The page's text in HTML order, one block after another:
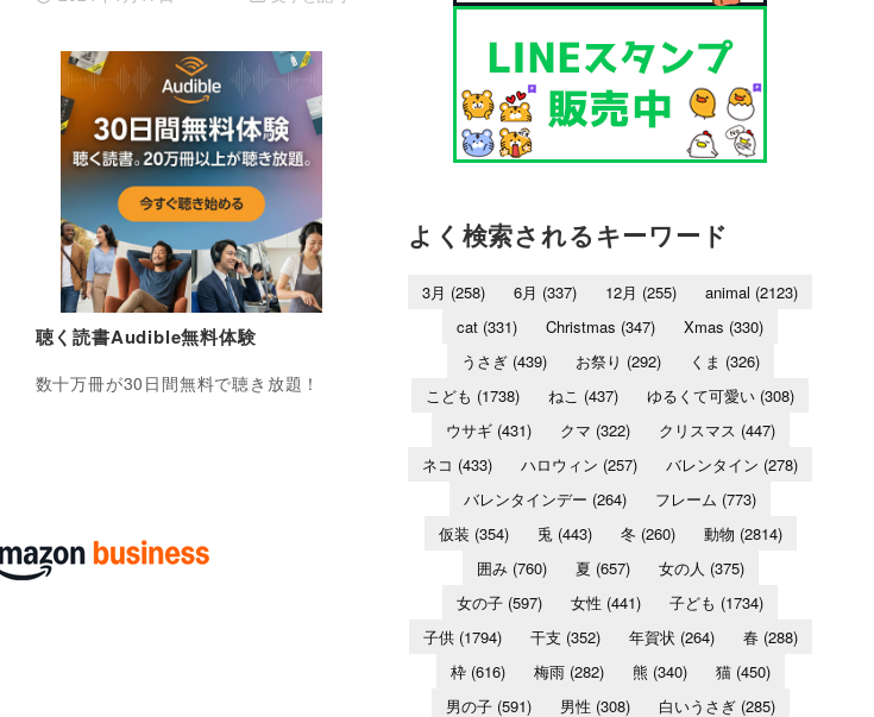
聴く読書Audible無料体験
数十万冊が30日間無料で聴き放題！
よく検索されるキーワード
3月 (258) 6月 (337) 12月 (255) animal (2123)
cat (331) Christmas (347) Xmas (330)
うさぎ(439) お祭り (292) くま (326)
こども (1738) ねこ (437) ゆるくて可愛い (308)
ウサギ(431) クマ (322) クリスマス (447)
ネコ (433) ハロウィン (257) バレンタイン (278)
バレンタインデー (264) フレーム (773)
仮装 (354) 兎 (443) 冬 (260) 動物 (2814)
囲み(760) 夏 (657) 女の人 (375)
女の子 (597) 女性 (441) 子ども (1734)
子供(1794) 干支 (352) 年賀状 (264) 春(288)
枠(616) 梅雨(282) 熊 (340) 猫(450)
男の子(591) 男性 (308) 白いうさぎ(285)